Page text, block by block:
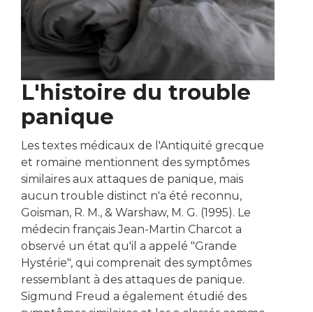
L'histoire du trouble
panique
Les textes médicaux de l'Antiquité grecque
et romaine mentionnent des symptômes
similaires aux attaques de panique, mais
aucun trouble distinct n'a été reconnu,
Goisman, R. M., & Warshaw, M. G. (1995). Le
médecin français Jean-Martin Charcot a
observé un état qu'il a appelé "Grande
Hystérie", qui comprenait des symptômes
ressemblant à des attaques de panique.
Sigmund Freud a également étudié des